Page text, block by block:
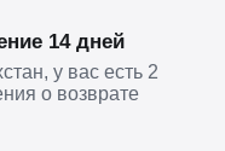
14 дней
у вас есть 2
о возврате